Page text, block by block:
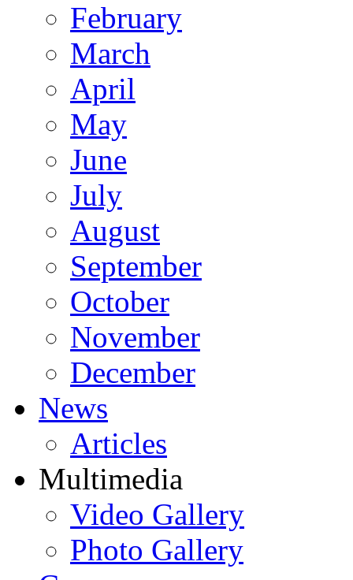
February
March
April
May
June
July
August
September
October
November
December
News
Articles
Multimedia
Video Gallery
Photo Gallery